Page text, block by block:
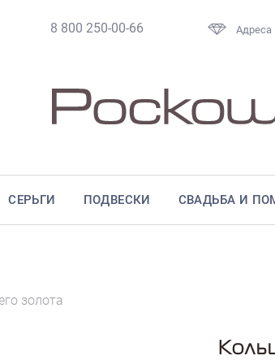
8 800 250-00-66 Адреса
СЕРЬГИ ПОДВЕСКИ СВАДЬБА И
золота